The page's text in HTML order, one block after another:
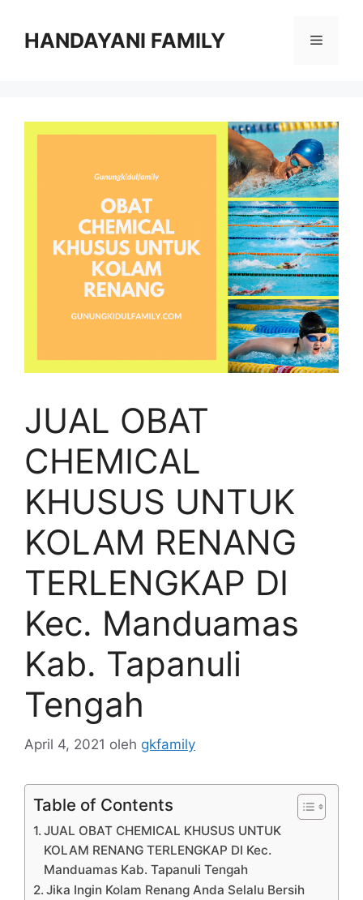
HANDAYANI FAMILY Menu
JUAL OBAT
CHEMICAL
KHUSUS UNTUK
KOLAM RENANG
TERLENGKAP DI
Kec. Manduamas
Kab. Tapanuli
Tengah
April 4, 2021 oleh gkfamily
Table of Contents
JUAL OBAT CHEMICAL KHUSUS UNTUK
KOLAM RENANG TERLENGKAP DI Kec.
Manduamas Kab. Tapanuli Tengah
Jika Ingin Kolam Renang Anda Selalu Bersih